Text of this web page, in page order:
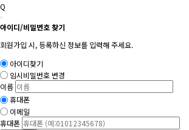
Q
아이디/비밀번호 찾기
회원가입 시, 등록하신 정보를 입력해 주세요.
아이디찾기
임시비밀번호 변경
이름
휴대폰
이메일
휴대폰